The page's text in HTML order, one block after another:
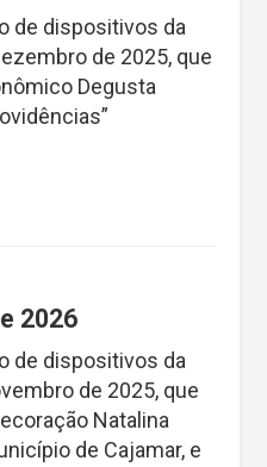
de dispositivos da
de 2025, que
Degusta
2026
de dispositivos da
de 2025, que
Natalina
de Cajamar, e